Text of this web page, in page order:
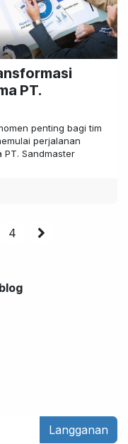
PT.
penting bagi tim
perjalanan
Sandmaster
4
Langganan